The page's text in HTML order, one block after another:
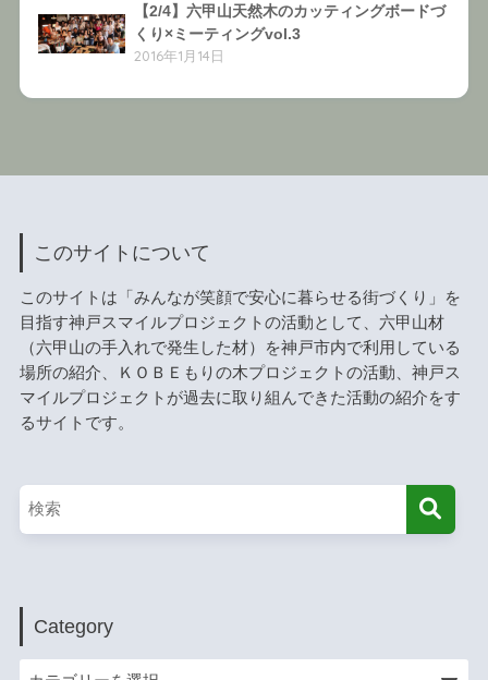
【2/4】六甲山天然木のカッティングボードづ
くり×ミーティングvol.3
2016年1月14日
このサイトについて
このサイトは「みんなが笑顔で安心に暮らせる街づくり」を
目指す神戸スマイルプロジェクトの活動として、六甲山材
（六甲山の手入れで発生した材）を神戸市内で利用している
場所の紹介、ＫＯＢＥもりの木プロジェクトの活動、神戸ス
マイルプロジェクトが過去に取り組んできた活動の紹介をす
るサイトです。
Category